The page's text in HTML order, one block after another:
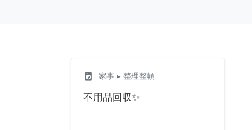
local_laundry_service 家事 ▸ 整理整頓
不用品回収✨